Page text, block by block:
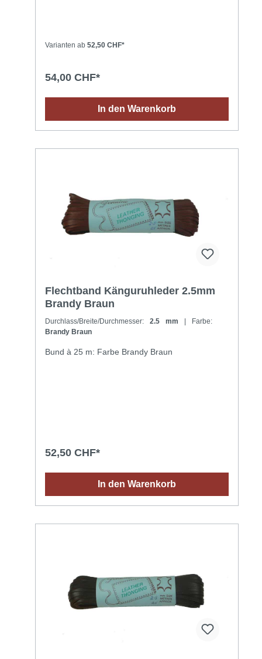
Varianten ab 52,50 CHF*
54,00 CHF*
In den Warenkorb
Flechtband Känguruhleder 2.5mm
Brandy Braun
Durchlass/Breite/Durchmesser: 2.5 mm
| Farbe:
Brandy Braun
Bund à 25 m: Farbe Brandy Braun
52,50 CHF*
In den Warenkorb